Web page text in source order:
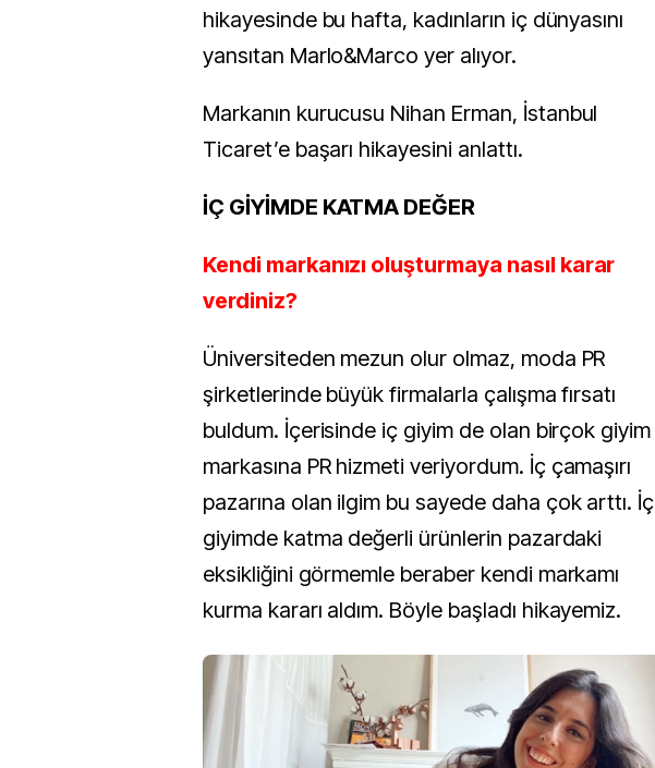
hikayesinde bu hafta, kadınların iç dünyasını
yansıtan Marlo&Marco yer alıyor.
Markanın kurucusu Nihan Erman, İstanbul
Ticaret’e başarı hikayesini anlattı.
İÇ GİYİMDE KATMA DEĞER
Kendi markanızı oluşturmaya nasıl karar
verdiniz?
Üniversiteden mezun olur olmaz, moda PR
şirketlerinde büyük firmalarla çalışma fırsatı
buldum. İçerisinde iç giyim de olan birçok giyim
markasına PR hizmeti veriyordum. İç çamaşırı
pazarına olan ilgim bu sayede daha çok arttı. İç
giyimde katma değerli ürünlerin pazardaki
eksikliğini görmemle beraber kendi markamı
kurma kararı aldım. Böyle başladı hikayemiz.